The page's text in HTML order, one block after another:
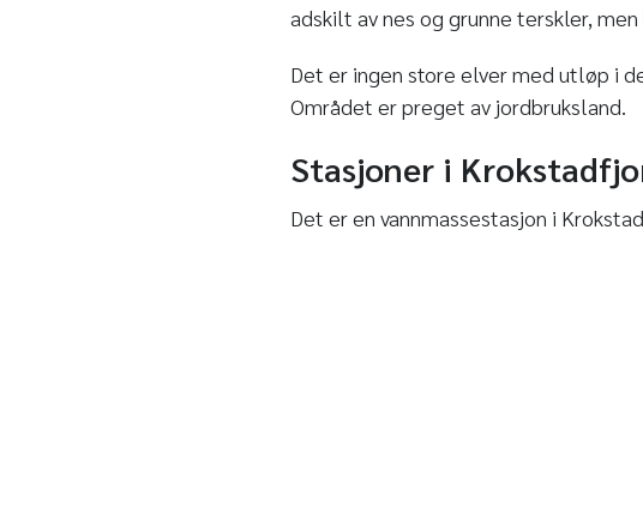
adskilt av nes og grunne terskler,
Det er ingen store elver med utløp i
Området er preget av jordbruksland.
Stasjoner i
Det er en vannmassestasjon i